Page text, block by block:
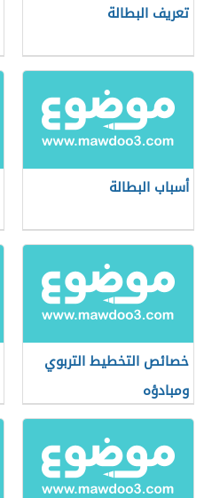
تعريف البطالة
أسباب البطالة
خصائص التخطيط التربوي
ومبادؤه